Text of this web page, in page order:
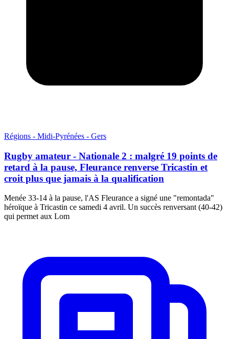
Régions - Midi-Pyrénées - Gers
Rugby amateur - Nationale 2 : malgré 19 points de
retard à la pause, Fleurance renverse Tricastin et
croit plus que jamais à la qualification
Menée 33-14 à la pause, l'AS Fleurance a signé une "remontada"
héroïque à Tricastin ce samedi 4 avril. Un succès renversant (40-42)
qui permet aux Lom